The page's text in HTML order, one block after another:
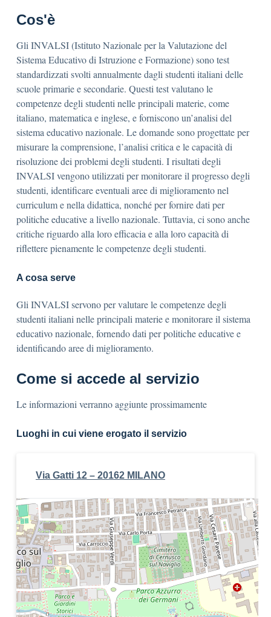
Cos'è
Gli INVALSI (Istituto Nazionale per la Valutazione del
Sistema Educativo di Istruzione e Formazione) sono test
standardizzati svolti annualmente dagli studenti italiani delle
scuole primarie e secondarie. Questi test valutano le
competenze degli studenti nelle principali materie, come
italiano, matematica e inglese, e forniscono un’analisi del
sistema educativo nazionale. Le domande sono progettate per
misurare la comprensione, l’analisi critica e le capacità di
risoluzione dei problemi degli studenti. I risultati degli
INVALSI vengono utilizzati per monitorare il progresso degli
studenti, identificare eventuali aree di miglioramento nel
curriculum e nella didattica, nonché per fornire dati per
politiche educative a livello nazionale. Tuttavia, ci sono anche
critiche riguardo alla loro efficacia e alla loro capacità di
riflettere pienamente le competenze degli studenti.
A cosa serve
Gli INVALSI servono per valutare le competenze degli
studenti italiani nelle principali materie e monitorare il sistema
educativo nazionale, fornendo dati per politiche educative e
identificando aree di miglioramento.
Come si accede al servizio
Le informazioni verranno aggiunte prossimamente
Luoghi in cui viene erogato il servizio
Via Gatti 12 – 20162 MILANO